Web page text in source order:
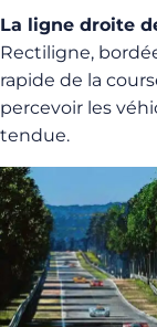
La ligne droite
Rectiligne,
rapide de la
percevoir les
tendue.